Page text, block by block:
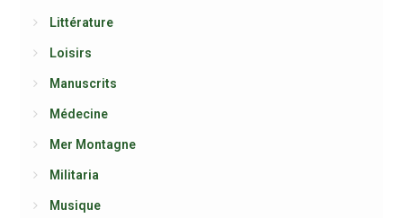
Littérature
Loisirs
Manuscrits
Médecine
Mer Montagne
Militaria
Musique